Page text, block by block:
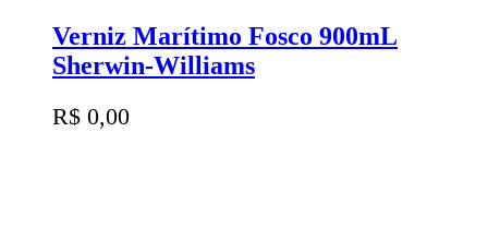
Verniz Marítimo Fosco 900mL
Sherwin-Williams
R$ 0,00